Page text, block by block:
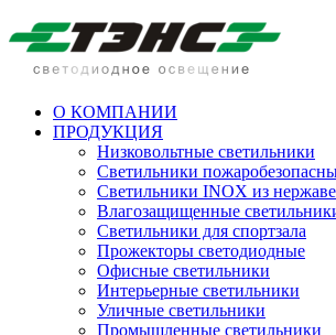
О КОМПАНИИ
ПРОДУКЦИЯ
Низковольтные светильники
Cветильники
Светильники INOX из
Влагозащищенные
Светильники для спортзала
Прожекторы светодиодные
Офисные светильники
Интерьерные светильники
Уличные светильники
Промышленные светильники